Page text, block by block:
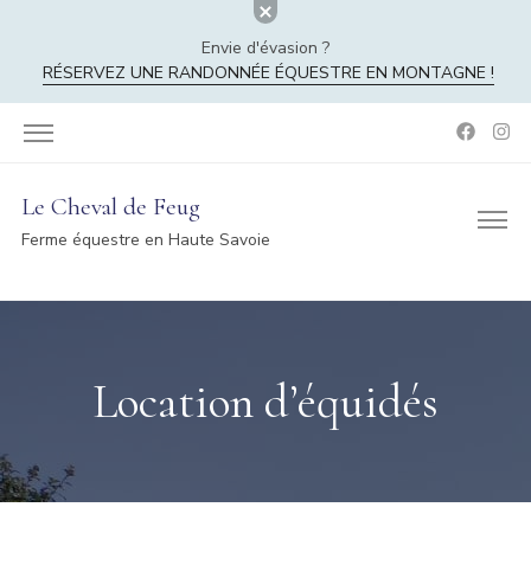
Envie d'évasion ?
RÉSERVEZ UNE RANDONNÉE ÉQUESTRE EN MONTAGNE !
Le Cheval de Feug
Ferme équestre en Haute Savoie
Location d’équidés